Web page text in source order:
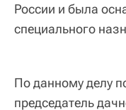
России и была
специального
По данному делу
председатель